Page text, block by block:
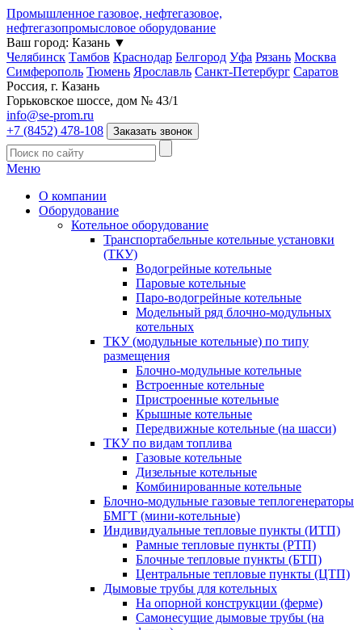
Промышленное газовое, нефтегазовое,
нефтегазопромысловое оборудование
Ваш город: Казань ▼
Челябинск Тамбов Краснодар Белгород Уфа Рязань Москва
Симферополь Тюмень Ярославль Санкт-Петербург Саратов
Россия, г. Казань
Горьковское шоссе, дом № 43/1
info@se-prom.ru
+7 (8452) 478-108
Заказать звонок
Меню
О компании
Оборудование
Котельное оборудование
Транспортабельные котельные установки
(ТКУ)
Водогрейные котельные
Паровые котельные
Паро-водогрейные котельные
Модельный ряд блочно-модульных
котельных
ТКУ (модульные котельные) по типу
размещения
Блочно-модульные котельные
Встроенные котельные
Пристроенные котельные
Крышные котельные
Передвижные котельные (на шасси)
ТКУ по видам топлива
Газовые котельные
Дизельные котельные
Комбинированные котельные
Блочно-модульные газовые теплогенераторы
БМГТ (мини-котельные)
Индивидуальные тепловые пункты (ИТП)
Рамные тепловые пункты (РТП)
Блочные тепловые пункты (БТП)
Центральные тепловые пункты (ЦТП)
Дымовые трубы для котельных
На опорной конструкции (ферме)
Самонесущие дымовые трубы (на